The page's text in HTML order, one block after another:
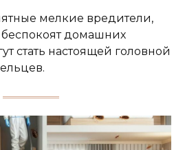
мелкие вредители,
беспокоят домашних
стать настоящей головной